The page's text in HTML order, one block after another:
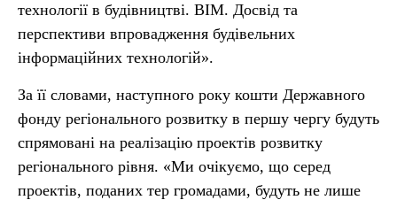
технології в будівництві. ВІМ. Досвід та
перспективи впровадження будівельних
інформаційних технологій».
За її словами, наступного року кошти Державного
фонду регіонального розвитку в першу чергу будуть
спрямовані на реалізацію проектів розвитку
регіонального рівня. «Ми очікуємо, що серед
проектів, поданих тер громадами, будуть не лише